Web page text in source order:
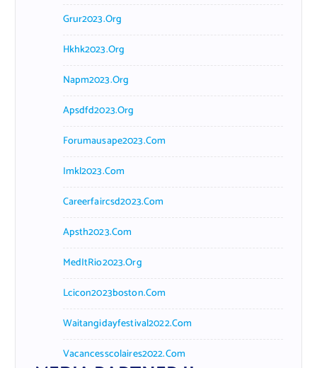
Grur2023.org
Hkhk2023.org
Napm2023.org
Apsdfd2023.org
Forumausape2023.com
Imkl2023.com
Careerfaircsd2023.com
Apsth2023.com
MedItRio2023.org
Lcicon2023boston.com
Waitangidayfestival2022.com
Vacancesscolaires2022.com